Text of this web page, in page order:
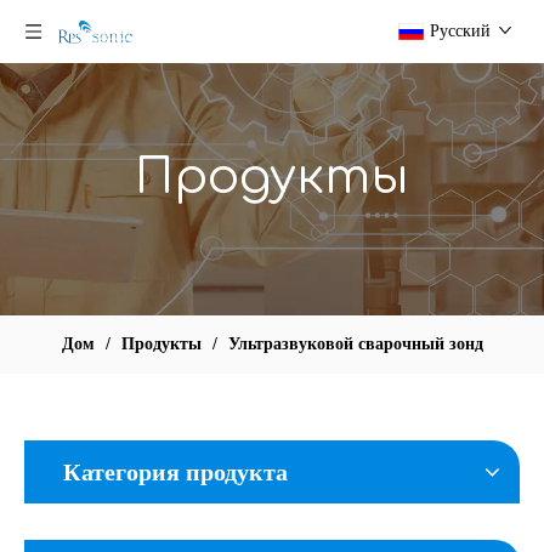
Pусский
Продукты
Дом / Продукты / Ультразвуковой сварочный зонд
Категория продукта